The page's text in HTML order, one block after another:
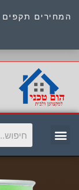
המחירים תקפים